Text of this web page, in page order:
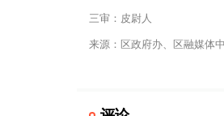
三审：皮尉人
来源：区政府办、区融媒体